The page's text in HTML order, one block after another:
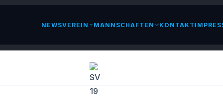
NEWSVEREIN MANNSCHAFTEN KONTAKT